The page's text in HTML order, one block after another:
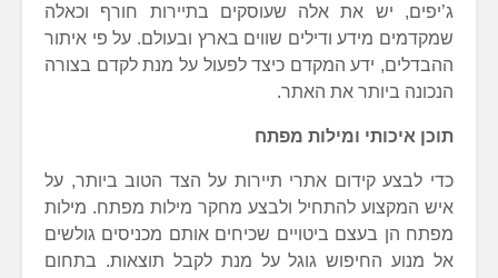
ג’יפים, יש את אלה שעוסקים בתיירות חורף וכאלה
שמקדמים מידע ודילים שווים בארץ ובעולם. על פי איתור
ההבדלים, ידע המקדם כיצד לפעול על מנת לקדם בצורה
הנכונה ביותר את האתר.
תוכן איכותי ומילות מפתח
כדי לבצע קידום אתרי תיירות על הצד הטוב ביותר, על
איש המקצוע להתחיל ולבצע מחקר מילות מפתח. מילות
מפתח הן בעצם ביטויים שכיחים אותם מכניסים גולשים
אל מנוע החיפוש גוגל על מנת לקבל תוצאות. בתחום